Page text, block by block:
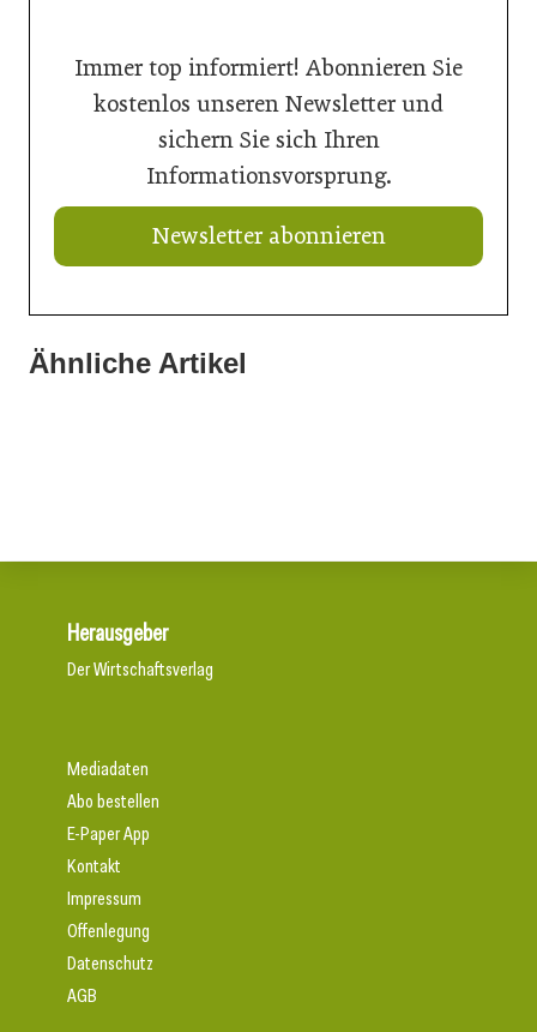
Immer top informiert! Abonnieren Sie
kostenlos unseren Newsletter und
sichern Sie sich Ihren
Informationsvorsprung.
Newsletter abonnieren
Ähnliche Artikel
20. Juli 2026
Herausgeber
Der Wirtschaftsverlag
Mediadaten
Abo bestellen
E-Paper App
Kontakt
Impressum
Offenlegung
Datenschutz
AGB